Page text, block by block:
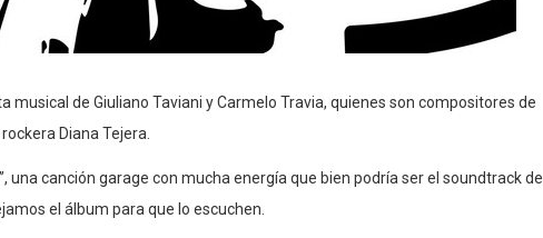
musical de Giuliano Taviani y Carmelo Travia, quienes son compositores de
Diana Tejera.
una canción garage con mucha energía que bien podría ser el soundtrack de
el álbum para que lo escuchen.